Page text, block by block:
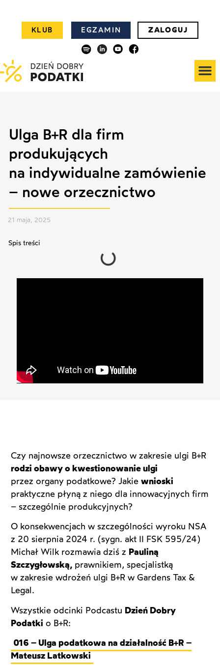
KLUB EGZAMIN ZALOGUJ
Ulga B+R dla firm
produkujących
na indywidualne zamówienie
– nowe orzecznictwo
21 maja, 2025
Spis treści
Czy najnowsze orzecznictwo w zakresie ulgi B+R
rodzi obawy o kwestionowanie ulgi
przez organy podatkowe? Jakiewnioski
praktyczne płyną z niego dla innowacyjnych firm
– szczególnie produkcyjnych?
O konsekwencjach w szczególności wyroku NSA
z 20 sierpnia 2024 r. (sygn. akt II FSK 595/24)
Michał Wilk rozmawia dziś z Pauliną
Szczygłowską, prawnikiem, specjalistką
w zakresie wdrożeń ulgi B+R w Gardens Tax &
Legal.
Wszystkie odcinki Podcastu Dzień Dobry
Podatki o B+R:
016 – Ulga podatkowa na działalność B+R –
Mateusz Latkowski